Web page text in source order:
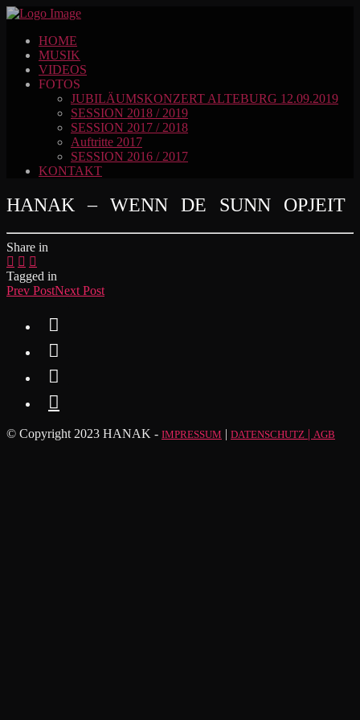
HOME
MUSIK
VIDEOS
FOTOS
JUBILÄUMSKONZERT ALTEBURG 12.09.2019
SESSION 2018 / 2019
SESSION 2017 / 2018
Auftritte 2017
SESSION 2016 / 2017
KONTAKT
HANAK – WENN DE SUNN OPJEIT
Share in
Tagged in
Prev PostNext Post




© Copyright 2023 HANAK - IMPRESSUM | DATENSCHUTZ | AGB